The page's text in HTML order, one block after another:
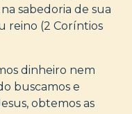
sabedoria de sua
reino (2 Coríntios
dinheiro nem
buscamos e
obtemos as